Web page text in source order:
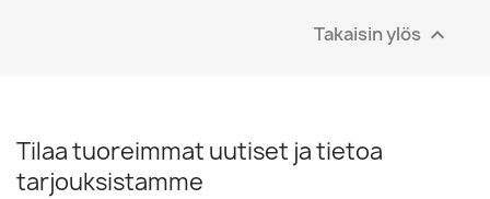
Takaisin ylös 
Tilaa tuoreimmat uutiset ja tietoa
tarjouksistamme